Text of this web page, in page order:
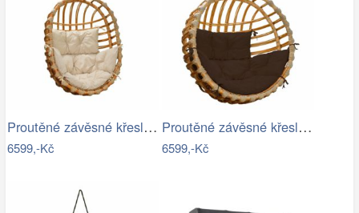
Proutěné závěsné křeslo Lena, přírodní…
6599,-Kč
Proutěné závěsné křeslo Elis, přírodní…
6599,-Kč